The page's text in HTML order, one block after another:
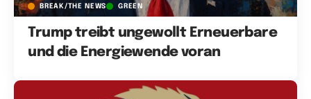
BREAK/THE NEWS GREEN
Trump treibt ungewollt Erneuerbare
und die Energiewende voran